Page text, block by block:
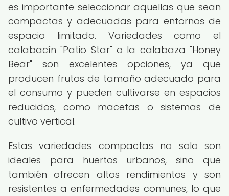
es importante seleccionar aquellas que sean
compactas y adecuadas para entornos de
espacio limitado. Variedades como el
calabacín "Patio Star" o la calabaza "Honey
Bear" son excelentes opciones, ya que
producen frutos de tamaño adecuado para
el consumo y pueden cultivarse en espacios
reducidos, como macetas o sistemas de
cultivo vertical.
Estas variedades compactas no solo son
ideales para huertos urbanos, sino que
también ofrecen altos rendimientos y son
resistentes a enfermedades comunes, lo que